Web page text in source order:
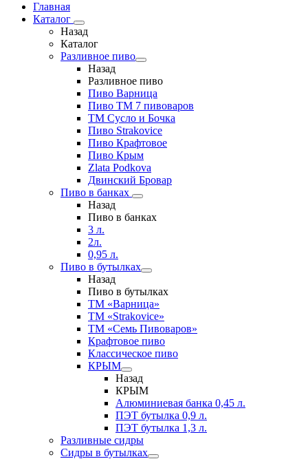
Главная
Каталог
Назад
Каталог
Разливное пиво
Назад
Разливное пиво
Пиво Варница
Пиво ТМ 7 пивоваров
ТМ Сусло и Бочка
Пиво Strakovice
Пиво Крафтовое
Пиво Крым
Zlata Podkova
Двинский Бровар
Пиво в банках
Назад
Пиво в банках
3 л.
2л.
0,95 л.
Пиво в бутылках
Назад
Пиво в бутылках
ТМ «Варница»
ТМ «Strakovice»
ТМ «Семь Пивоваров»
Крафтовое пиво
Классическое пиво
КРЫМ
Назад
КРЫМ
Алюминиевая банка 0,45 л.
ПЭТ бутылка 0,9 л.
ПЭТ бутылка 1,3 л.
Разливные сидры
Сидры в бутылках